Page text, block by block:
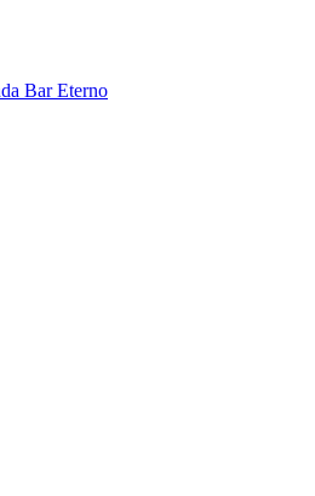
Bar Eterno